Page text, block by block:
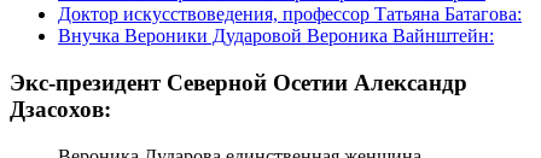
Доктор искусствоведения, профессор Татьяна Батагова:
Внучка Вероники Дударовой Вероника Вайнштейн:
Экс-президент Северной Осетии Александр
Дзасохов: